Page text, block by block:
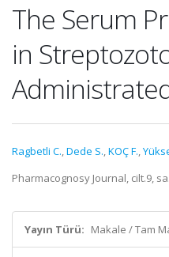
The Serum
in
Ragbetli C.,Dede S.,KOÇ F.,
Pharmacognosy Journal, cilt.9,
Yayın Türü: Makale / Tam